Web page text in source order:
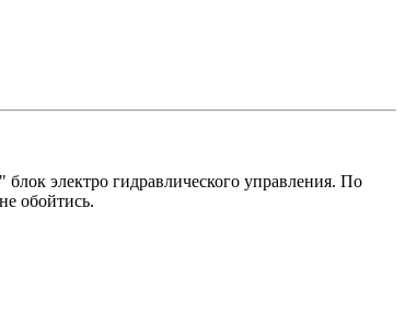
электро гидравлического управления. По
обойтись.